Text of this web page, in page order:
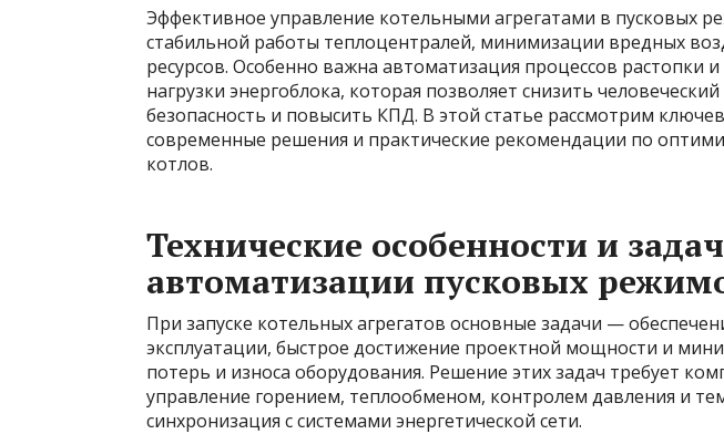
Эффективное управление котельными агрегатами в пусковых
стабильной работы теплоцентралей, минимизации вредных
ресурсов. Особенно важна автоматизация процессов растопки
нагрузки энергоблока, которая позволяет снизить
безопасность и повысить КПД. В этой статье рассмотрим
современные решения и практические рекомендации по
котлов.
Технические особенности и
автоматизации пусковых
При запуске котельных агрегатов основные задачи —
эксплуатации, быстрое достижение проектной мощности и
потерь и износа оборудования. Решение этих задач требует
управление горением, теплообменом, контролем давления и
синхронизация с системами энергетической сети.